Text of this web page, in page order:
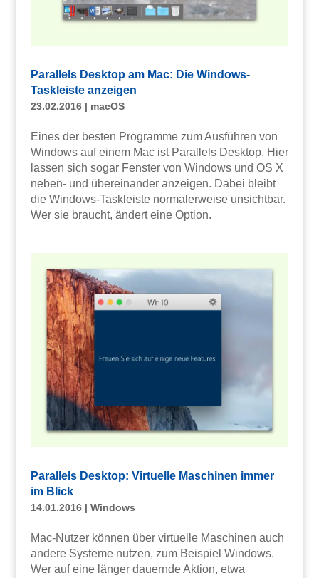
Parallels Desktop am Mac: Die Windows-
Taskleiste anzeigen
23.02.2016| macOS
Eines der besten Programme zum Ausführen von
Windows auf einem Mac ist Parallels Desktop. Hier
lassen sich sogar Fenster von Windows und OS X
neben- und übereinander anzeigen. Dabei bleibt
die Windows-Taskleiste normalerweise unsichtbar.
Wer sie braucht, ändert eine Option.
Parallels Desktop: Virtuelle Maschinen immer
im Blick
14.01.2016| Windows
Mac-Nutzer können über virtuelle Maschinen auch
andere Systeme nutzen, zum Beispiel Windows.
Wer auf eine länger dauernde Aktion, etwa